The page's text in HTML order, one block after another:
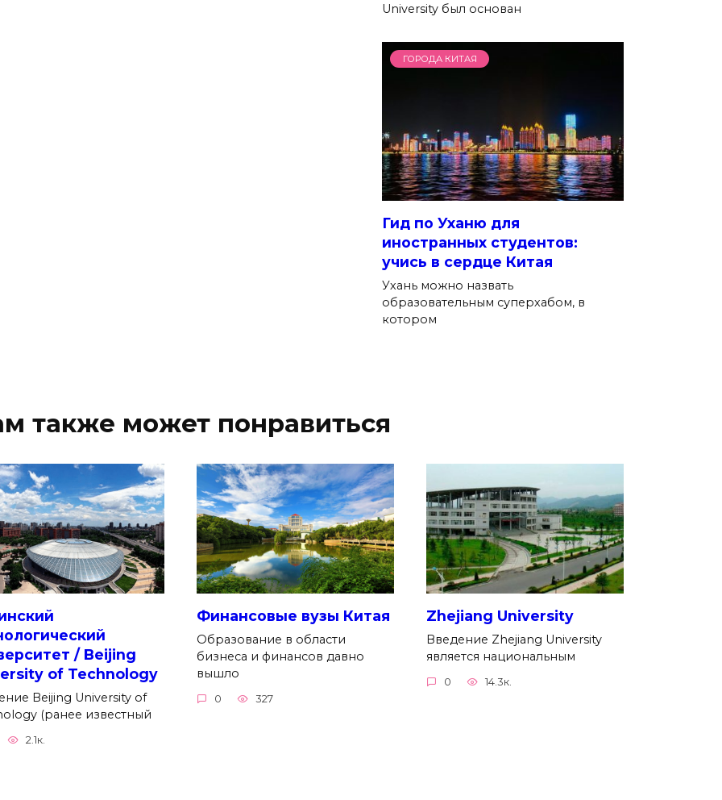
University был основан
ГОРОДА КИТАЯ
Гид по Уханю для
иностранных студентов:
учись в сердце Китая
Ухань можно назвать
образовательным суперхабом, в
котором
также может понравиться
/ Beijing
of Technology
Beijing University of
(ранее известный
2.1к.
Финансовые вузы Китая
Образование в области
бизнеса и финансов давно
вышло
0 327
Zhejiang University
Введение Zhejiang University
является национальным
0 14.3к.